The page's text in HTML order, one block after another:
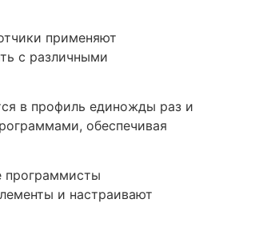
применяют
с различными
в профиль единожды раз и
обеспечивая
программисты
и настраивают